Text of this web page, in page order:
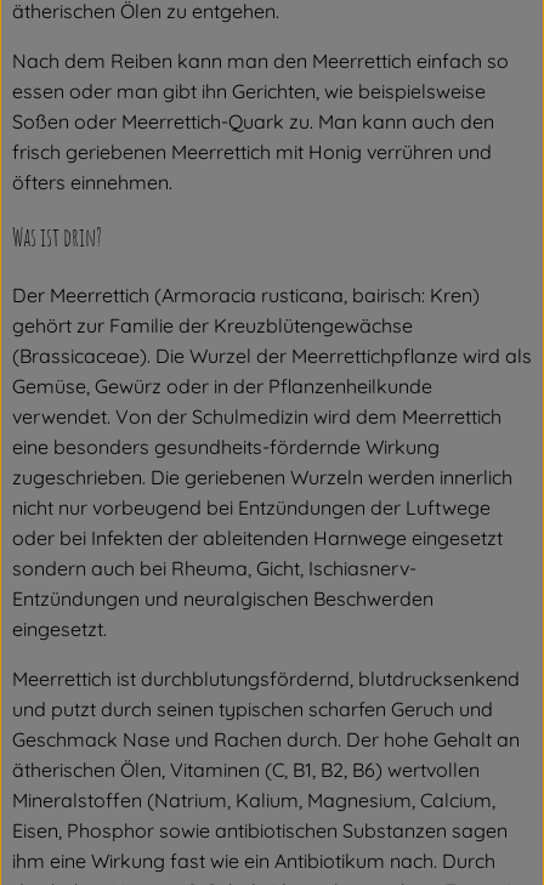
ätherischen Ölen zu entgehen.
Nach dem Reiben kann man den Meerrettich einfach so
essen oder man gibt ihn Gerichten, wie beispielsweise
Soßen oder Meerrettich-Quark zu. Man kann auch den
frisch geriebenen Meerrettich mit Honig verrühren und
öfters einnehmen.
Was ist drin?
Der Meerrettich (Armoracia rusticana, bairisch: Kren)
gehört zur Familie der Kreuzblütengewächse
(Brassicaceae). Die Wurzel der Meerrettichpflanze wird als
Gemüse, Gewürz oder in der Pflanzenheilkunde
verwendet. Von der Schulmedizin wird dem Meerrettich
eine besonders gesundheits-fördernde Wirkung
zugeschrieben. Die geriebenen Wurzeln werden innerlich
nicht nur vorbeugend bei Entzündungen der Luftwege
oder bei Infekten der ableitenden Harnwege eingesetzt
sondern auch bei Rheuma, Gicht, Ischiasnerv-
Entzündungen und neuralgischen Beschwerden
eingesetzt.
Meerrettich ist durchblutungsfördernd, blutdrucksenkend
und putzt durch seinen typischen scharfen Geruch und
Geschmack Nase und Rachen durch. Der hohe Gehalt an
ätherischen Ölen, Vitaminen (C, B1, B2, B6) wertvollen
Mineralstoffen (Natrium, Kalium, Magnesium, Calcium,
Eisen, Phosphor sowie antibiotischen Substanzen sagen
ihm eine Wirkung fast wie ein Antibiotikum nach. Durch